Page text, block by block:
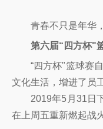
青春不只是年华，
第六届“四方杯"
“四方杯"篮球赛自
文化生活，增进了员
2019年5月31日下
在上周五重新燃起战